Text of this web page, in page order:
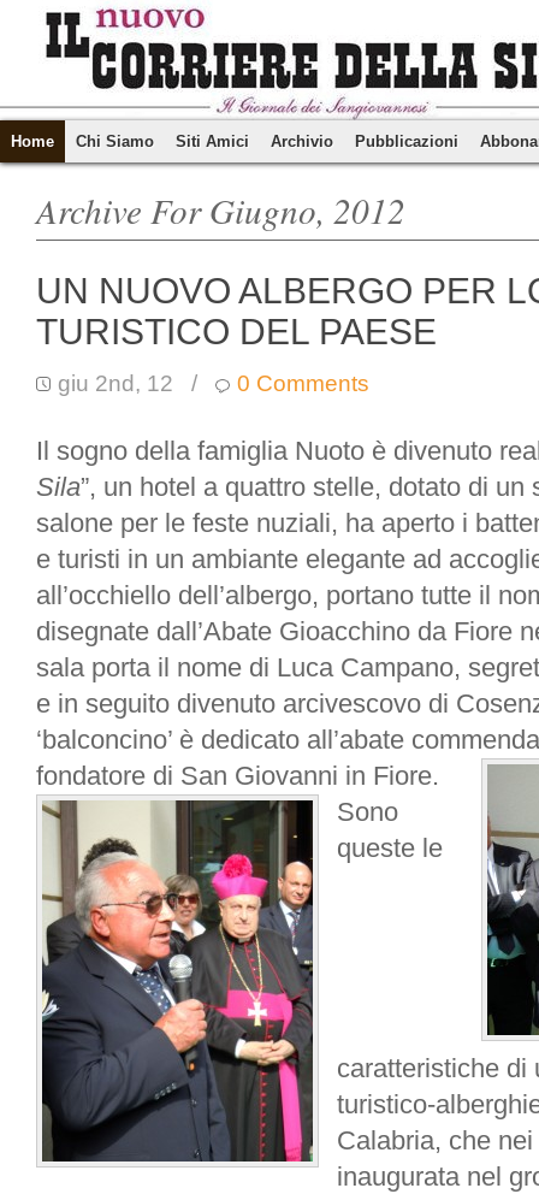
Home Chi Siamo Siti Amici Archivio Pubblicazioni
Archive For Giugno, 2012
UN NUOVO ALBERGO PER
TURISTICO DEL PAESE
giu 2nd, 12 / 0 Comments
Il sogno della famiglia Nuoto è divenuto
Sila”, un hotel a quattro stelle, dotato di
salone per le feste nuziali, ha aperto i
e turisti in un ambiante elegante ad
all’occhiello dell’albergo, portano tutte il
disegnate dall’Abate Gioacchino da Fiore
sala porta il nome di Luca Campano,
e in seguito divenuto arcivescovo di
‘balconcino’ è dedicato all’abate
fondatore di San Giovanni in Fiore.
Sono
queste le
caratteristiche di
turistico-
Calabria, che
inaugurata nel